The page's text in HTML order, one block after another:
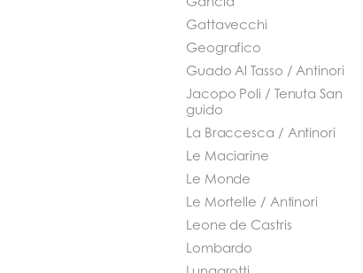
Gattavecchi
Geografico
Guado Al Tasso / Antinori
Jacopo Poli / Tenuta San
guido
La Braccesca / Antinori
Le Maciarine
Le Monde
Le Mortelle / Antinori
Leone de Castris
Lombardo